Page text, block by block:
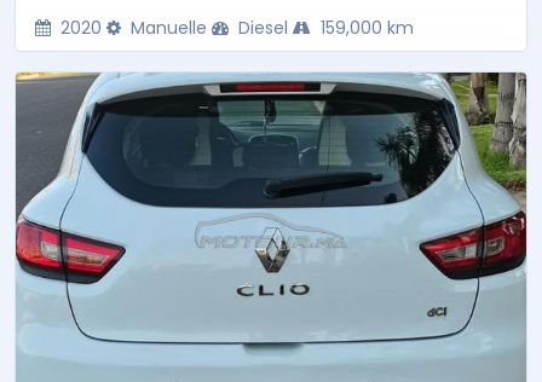
2020 Manuelle Diesel 159,000 km